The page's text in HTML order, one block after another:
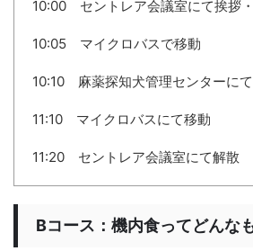
10:00 セントレア会議室にて挨拶
10:05 マイクロバスで移動
10:10 麻薬探知犬管理センターに
11:10 マイクロバスにて移動
11:20 セントレア会議室にて解散
Bコース：機内食ってどんな